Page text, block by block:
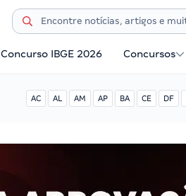
Concurso IBGE 2026 Concursos
AC AL AM AP BA CE DF